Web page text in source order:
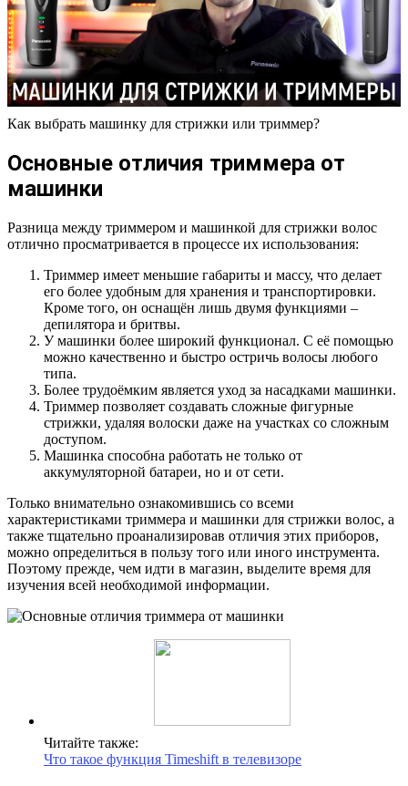
Как выбрать машинку для стрижки или триммер?
Основные отличия триммера от
машинки
Разница между триммером и машинкой для стрижки волос
отлично просматривается в процессе их использования:
Триммер имеет меньшие габариты и массу, что делает
его более удобным для хранения и транспортировки.
Кроме того, он оснащён лишь двумя функциями –
депилятора и бритвы.
У машинки более широкий функционал. С её помощью
можно качественно и быстро остричь волосы любого
типа.
Более трудоёмким является уход за насадками машинки.
Триммер позволяет создавать сложные фигурные
стрижки, удаляя волоски даже на участках со сложным
доступом.
Машинка способна работать не только от
аккумуляторной батареи, но и от сети.
Только внимательно ознакомившись со всеми
характеристиками триммера и машинки для стрижки волос, а
также тщательно проанализировав отличия этих приборов,
можно определиться в пользу того или иного инструмента.
Поэтому прежде, чем идти в магазин, выделите время для
изучения всей необходимой информации.
Читайте также:
Что такое функция Timeshift в телевизоре